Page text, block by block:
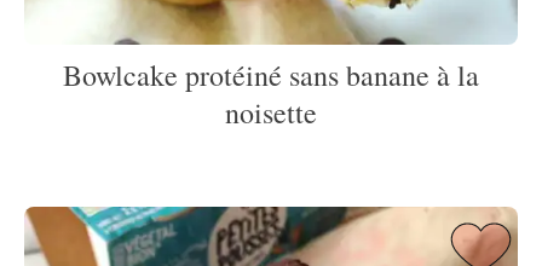
Bowlcake protéiné sans banane à la
noisette